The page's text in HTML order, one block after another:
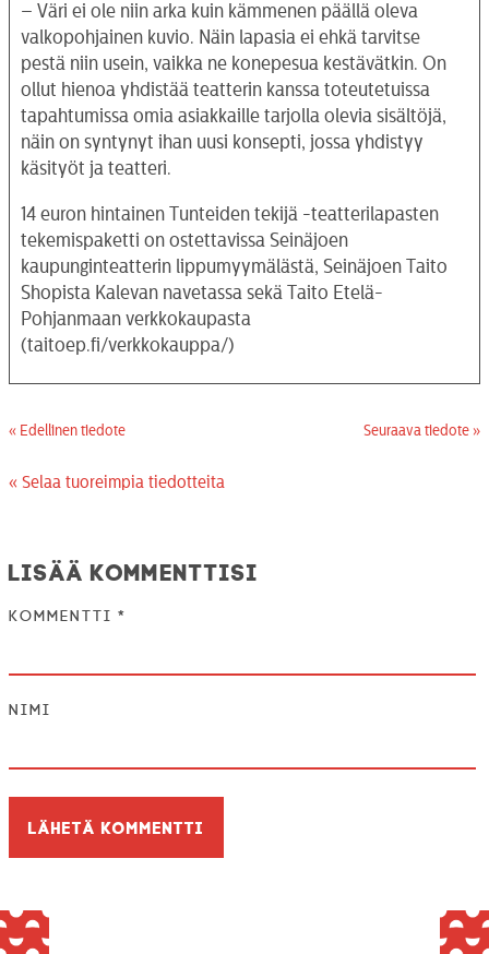
– Väri ei ole niin arka kuin kämmenen päällä oleva
valkopohjainen kuvio. Näin lapasia ei ehkä tarvitse
pestä niin usein, vaikka ne konepesua kestävätkin. On
ollut hienoa yhdistää teatterin kanssa toteutetuissa
tapahtumissa omia asiakkaille tarjolla olevia sisältöjä,
näin on syntynyt ihan uusi konsepti, jossa yhdistyy
käsityöt ja teatteri.
14 euron hintainen Tunteiden tekijä -teatterilapasten
tekemispaketti on ostettavissa Seinäjoen
kaupunginteatterin lippumyymälästä, Seinäjoen Taito
Shopista Kalevan navetassa sekä Taito Etelä-
Pohjanmaan verkkokaupasta
(taitoep.fi/verkkokauppa/)
« Edellinen tiedote Seuraava tiedote »
« Selaa tuoreimpia tiedotteita
Lisää kommenttisi
Kommentti *
Nimi